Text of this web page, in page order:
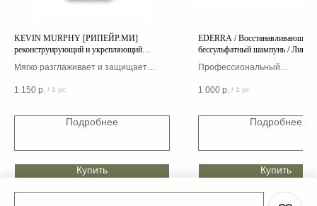
KEVIN MURPHY [РИПЕЙР.МИ]
реконструирующий и укрепляющий
Мягко разглаживает и защищает
радикалов
1 150 р. / 1 pc
Подробнее
Купить
EDERRA / Восстанавливающий
бессульфатный шампунь /
Профессиональный
шампунь Ederra Lab для
1 000 р. / 1 pc
Подробнее
Купить